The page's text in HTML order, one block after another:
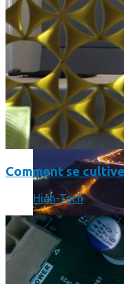
Faut-il encore
Comment se
High-Tech